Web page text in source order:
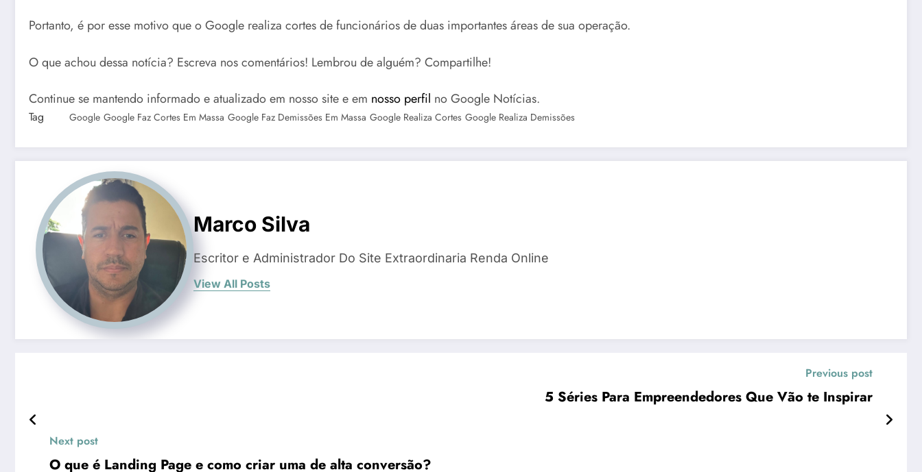
Portanto, é por esse motivo que o Google realiza cortes de funcionários de duas importantes áreas de sua operação.
O que achou dessa notícia? Escreva nos comentários! Lembrou de alguém? Compartilhe!
Continue se mantendo informado e atualizado em nosso site e em nosso perfil no Google Notícias.
Tag Google Google Faz Cortes Em Massa Google Faz Demissões Em Massa Google Realiza Cortes Google Realiza Demissões
Marco Silva
Escritor e Administrador Do Site Extraordinaria Renda Online
View All Posts
Previous post
5 Séries Para Empreendedores Que Vão te Inspirar
Next post
O que é Landing Page e como criar uma de alta conversão?